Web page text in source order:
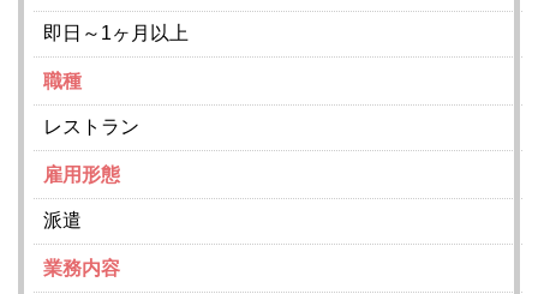
即日～1ヶ月以上
職種
レストラン
雇用形態
派遣
業務内容